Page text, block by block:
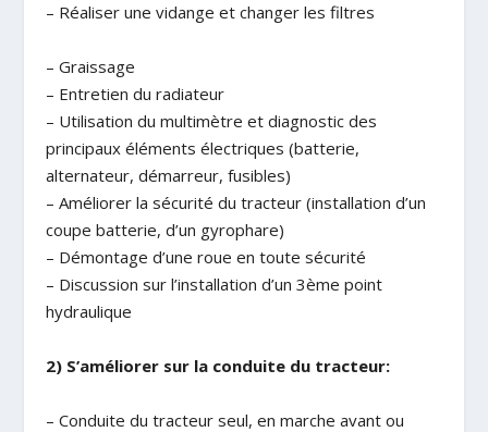
– Réaliser une vidange et changer les filtres
– Graissage
– Entretien du radiateur
– Utilisation du multimètre et diagnostic des
principaux éléments électriques (batterie,
alternateur, démarreur, fusibles)
– Améliorer la sécurité du tracteur (installation d’un
coupe batterie, d’un gyrophare)
– Démontage d’une roue en toute sécurité
– Discussion sur l’installation d’un 3ème point
hydraulique
2) S’améliorer sur la conduite du tracteur:
– Conduite du tracteur seul, en marche avant ou